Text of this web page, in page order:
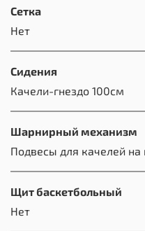
Сетка
Нет
Сидения
Качели-гнездо 100см
Шарнирный механизм
Подвесы для качелей
Щит баскетбольный
Нет